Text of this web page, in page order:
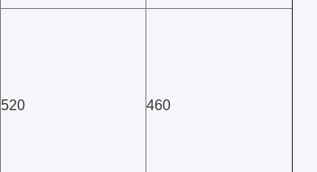
520 460